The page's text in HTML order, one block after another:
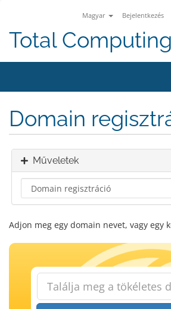
Magyar Bejelentkezés
Total
Domain
Műveletek
Adjon meg egy domain nevet, vagy egy